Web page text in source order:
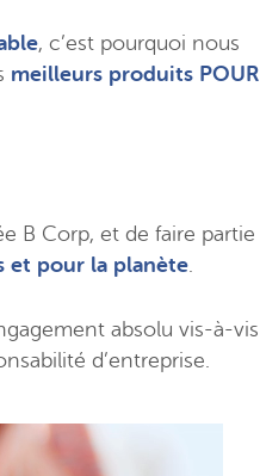
, c’est pourquoi nous
meilleurs produits POUR
B Corp, et de faire partie
et pour la planète.
absolu vis-à-vis
d’entreprise.